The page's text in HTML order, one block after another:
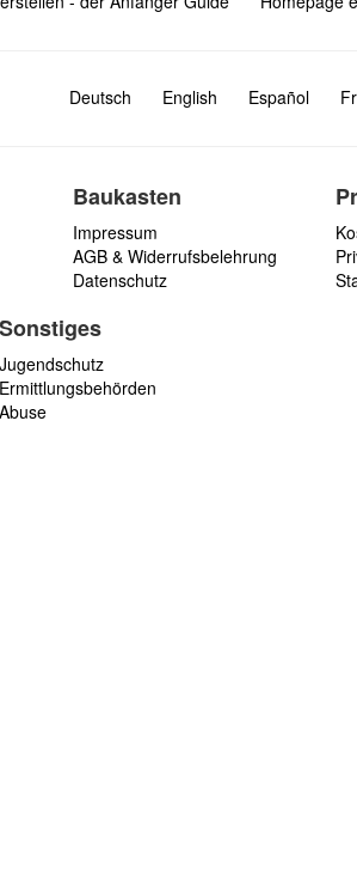
Deutsch English Español
Baukasten
Impressum
AGB & Widerrufsbelehrung
Datenschutz
Sonstiges
Jugendschutz
Ermittlungsbehörden
Abuse